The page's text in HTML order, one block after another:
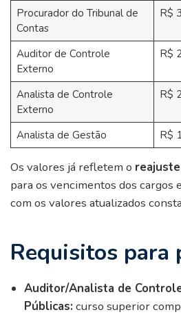
Procurador do Tribunal de
Contas
R$
Auditor de Controle
Externo
R$
Analista de Controle
Externo
R$
Analista de Gestão R$
Os valores já refletem o
para os vencimentos dos cargos
com os valores atualizados
Requisitos para
Auditor/Analista de
Públicas: curso superior